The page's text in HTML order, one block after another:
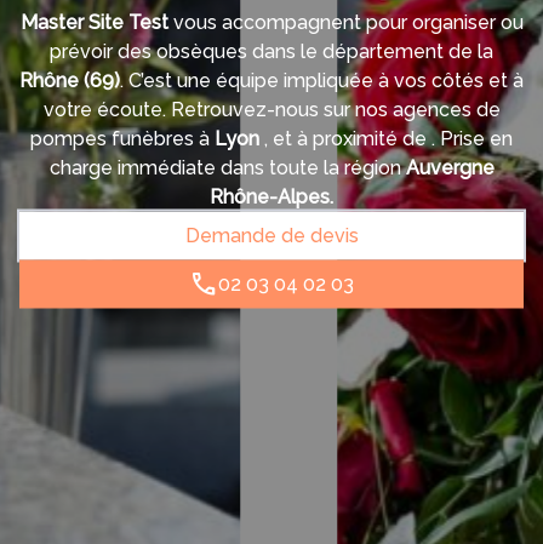
Master Site Testvous accompagnent pour organiser ou
prévoir des obsèques dans le département de la
Rhône (69). C’est une équipe impliquée à vos côtés et à
votre écoute. Retrouvez-nous sur nos agences de
pompes funèbres à Lyon , et à proximité de. Prise en
charge immédiate dans toute la régionAuvergne
Rhône-Alpes.
Demande de devis
02 03 04 02 03